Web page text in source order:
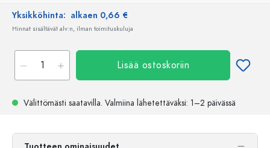
Yksikköhinta: alkaen 0,66 €
Hinnat sisältävät alv:n, ilman toimituskuluja
Lisää ostoskoriin
Välittömästi saatavilla. Valmiina lähetettäväksi: 1–2 päivässä